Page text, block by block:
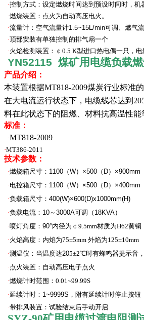
·控制方式：设定燃烧时间达到预设时间时，机
·燃烧装置： 点火为自动高压电火。
·流量计：空气流量计1.5~15L/min可调 、燃气
·顶部安装有单独控制的排气扇一个
·火焰检测装置：￠0.5 K型进口热电偶一只，电
YN52115 煤矿用电缆负载
产品介绍：
本装置根据MT818-2009煤炭行业标准
在大电流运行状态下，电缆线芯达到
料在此状态下的阻燃、材料抗高温性能
标准：
·MT818-2009
·MT386-2011
技术参数：
·燃烧箱尺寸： 1100（W） ×500（ D） ×900mm
·电控箱尺寸： 1100（W） ×500（ D） ×400mm
·负载箱尺寸： 400(W)×600(D)x1000mm(H)
·负载电流： 10～3000A可调（ 18KVA）
·喷灯角度： 90°内径为 ￠9.5mm材质为H62黄铜
·火焰高度：内焰为75±5mm 外焰为125±10mm
·测温仪：当温度达205±2℃时有蜂鸣器提示音
·点火装置：自动高压电子点火
·燃烧计时范围： 0.01~99.99S
·延续计时： 1~9999S ，附有延续计时停止按钮
·带排风装置：试验结束后手动开启